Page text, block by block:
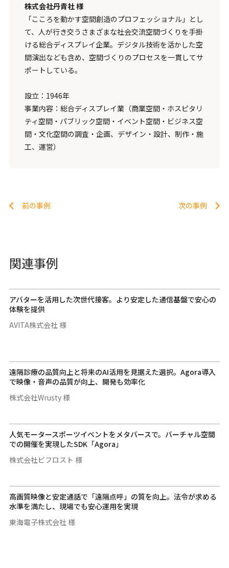
株式会社丹青社 様
「こころを動かす空間創造のプロフェッショナル」とし
て、人が行き交うさまざまな社会交流空間づくりを手掛
ける総合ディスプレイ企業。デジタル技術を活かした空
間演出なども含め、空間づくりのプロセスを一貫してサ
ポートしている。
設立：1946年
事業内容：総合ディスプレイ業（商業空間・ホスピタリ
ティ空間・パブリック空間・イベント空間・ビジネス空
間・文化空間の調査・企画、デザイン・設計、制作・施
工、運営）
前の事例 次の事例
関連事例
アバターを活用した次世代接客。より安定した通信基盤で安心の
体験を提供
AVITA株式会社 様
遠隔診療の品質向上と将来のAI活用を見据えた選択。Agora導入
で映像・音声の品質が向上、開発も効率化
株式会社Wrusty 様
人気モータースポーツイベントをメタバースで。バーチャル空間
での開催を実現したSDK「Agora」
株式会社ビフロスト 様
高画質映像と安定通話で「遠隔点呼」の質を向上。法令が求める
水準を満たし、現場でも安心運用を実現
東海電子株式会社 様